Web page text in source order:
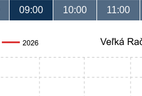
09:00 10:00 11:00